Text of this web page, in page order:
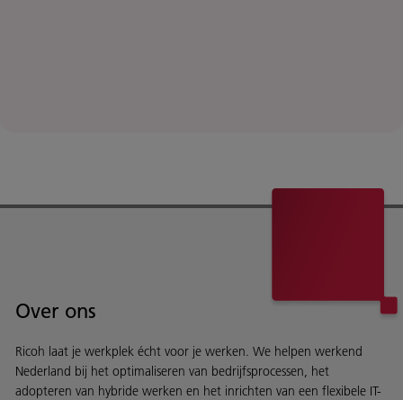
Over ons
Ricoh laat je werkplek écht voor je werken. We helpen werkend
Nederland bij het optimaliseren van bedrijfsprocessen, het
adopteren van hybride werken en het inrichten van een flexibele IT-